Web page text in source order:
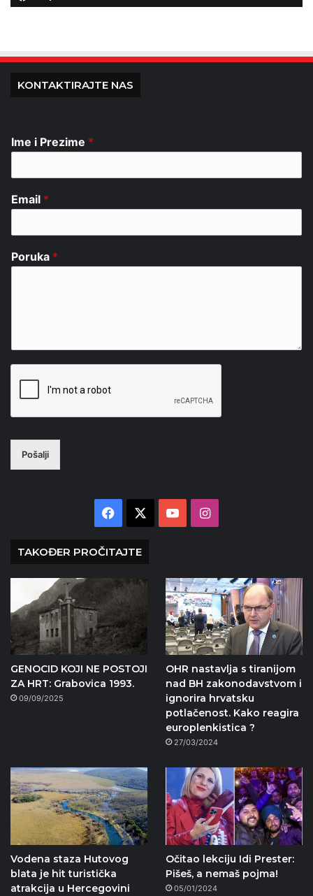
KONTAKTIRAJTE NAS
Ime i Prezime *
Email *
Poruka *
Pošalji
Facebook YouTubeInstagram
TAKOĐER PROČITAJTE
GENOCID KOJI NE POSTOJI
ZA HRT: Grabovica 1993.
09/09/2025
OHR nastavlja s tiranijom
nad BH zakonodavstvom i
ignorira hrvatsku
potlačenost. Kako reagira
europlenkistica ?
27/03/2024
Vodena staza Hutovog
blata je hit turistička
atrakcija u Hercegovini
Očitao lekciju Idi Prester:
Pišeš, a nemaš pojma!
05/01/2024